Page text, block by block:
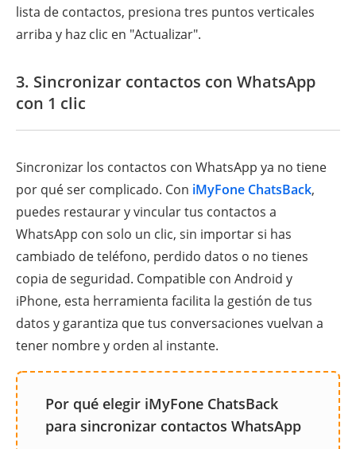
lista de contactos, presiona tres puntos verticales
arriba y haz clic en "Actualizar".
3. Sincronizar contactos con WhatsApp
con 1 clic
Sincronizar los contactos con WhatsApp ya no tiene
por qué ser complicado. Con iMyFone ChatsBack,
puedes restaurar y vincular tus contactos a
WhatsApp con solo un clic, sin importar si has
cambiado de teléfono, perdido datos o no tienes
copia de seguridad. Compatible con Android y
iPhone, esta herramienta facilita la gestión de tus
datos y garantiza que tus conversaciones vuelvan a
tener nombre y orden al instante.
Por qué elegir iMyFone ChatsBack
para sincronizar contactos WhatsApp